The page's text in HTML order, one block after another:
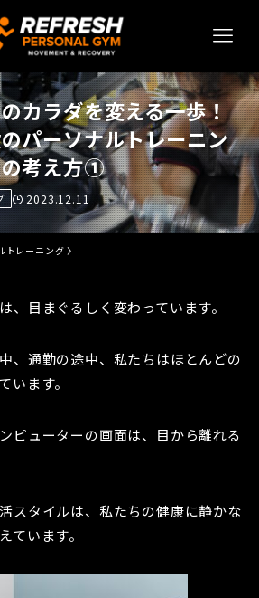
カラダを変える一歩！
パーソナルトレーニン
考え方①
2023.12.11
トレーニング
、目まぐるしく変わっています。
、通勤の途中、私たちはほとんどの
います。
ピューターの画面は、目から離れる
スタイルは、私たちの健康に静かな
ています。